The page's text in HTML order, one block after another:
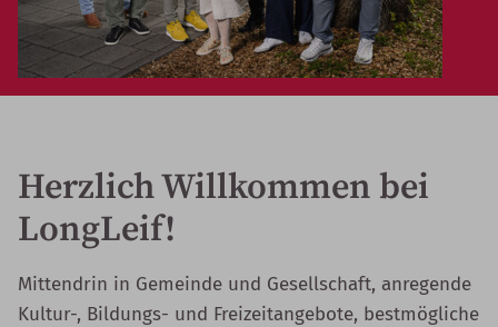
Herzlich Willkommen bei
LongLeif!
Mittendrin in Gemeinde und Gesellschaft, anregende
Kultur-, Bildungs- und Freizeitangebote, bestmögliche